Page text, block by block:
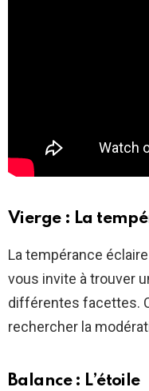
Vierge : La
La tempérance
vous invite à trouver
différentes facettes.
rechercher la
Balance : L’étoile